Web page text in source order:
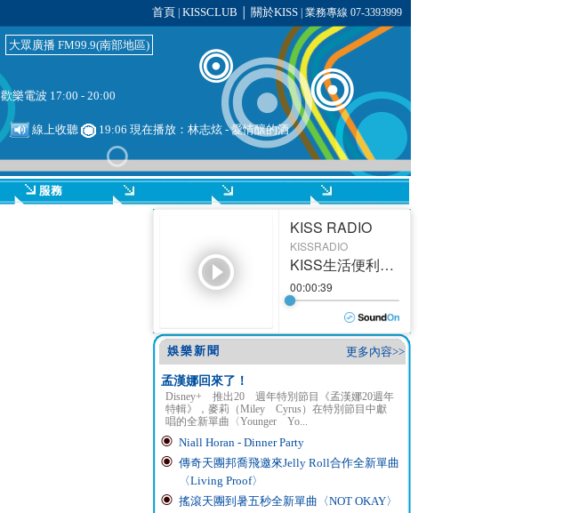
首頁 KISSCLUB 關於KISS| 業務專線 07-3393999
大眾廣播 FM99.9(南部地區)
歡樂電波 17:00 - 20:00
線上收聽 19:06 現在播放：林志炫 - 愛情釀的酒
更多內容>>
娛樂新聞
孟漢娜回來了！
Disney+ 推出20 週年特別節目《孟漢娜20週年
特輯》，麥莉（Miley Cyrus）在特別節目中獻
唱的全新單曲〈Younger Yo...
Niall Horan - Dinner Party
傳奇天團邦喬飛邀來Jelly Roll合作全新單曲
〈Living Proof〉
搖滾天團到暑五秒全新單曲〈NOT OKAY〉